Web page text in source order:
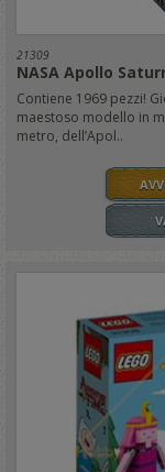
21309
NASA Apollo
Contiene 1969 pezzi!
maestoso modello in
metro, dell’Apol..